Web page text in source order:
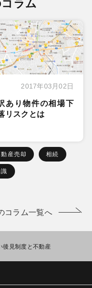
ラム
2017年03月02日
あり物件の相場下
リスクとは
産売却 相続
コラム一覧へ
後見制度と不動産